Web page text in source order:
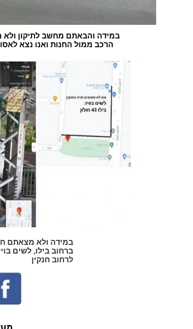
במידה והבאתם מחשב לתיקון
הרכב ממול החנות ואנו נצא
במידה ולא מצאתם
לרחוב חנקין